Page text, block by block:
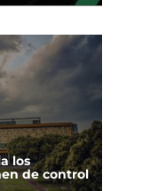
los
de control